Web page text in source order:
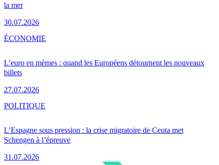
la mer
30.07.2026
L’euro en mèmes : quand les Européens détournent les nouveaux
billets
27.07.2026
ÉCONOMIE
L’Espagne sous pression : la crise migratoire de Ceuta met
Schengen à l’épreuve
31.07.2026
POLITIQUE